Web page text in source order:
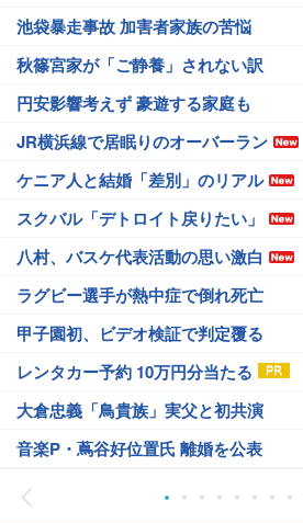
池袋暴走事故 加害者家族の苦悩
秋篠宮家が「ご静養」されない訳
円安影響考えず 豪遊する家庭も
JR横浜線で居眠りのオーバーラン
ケニア人と結婚「差別」のリアル
スクバル「デトロイト戻りたい」
八村、バスケ代表活動の思い激白
ラグビー選手が熱中症で倒れ死亡
甲子園初、ビデオ検証で判定覆る
レンタカー予約 10万円分当たる
大倉忠義「鳥貴族」実父と初共演
音楽P・蔦谷好位置氏 離婚を公表